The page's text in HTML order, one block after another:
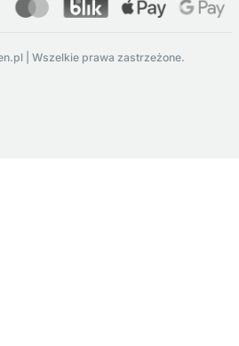
| Wszelkie prawa zastrzeżone.